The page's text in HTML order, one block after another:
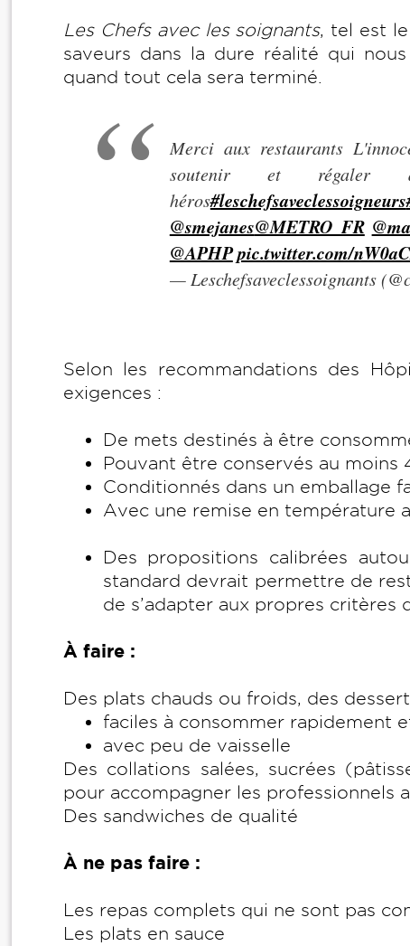
Les Chefs avec les soignants, tel est
saveurs dans la dure réalité qui
quand tout cela sera terminé.
Merci aux restaurants
soutenir et régaler
héros#leschefsaveclessoigneurs
@smejanes@METRO_FR
@APHPpic.twitter.com/
— Leschefsaveclessoignants
Selon les recommandations des
exigences :
De mets destinés à être
Pouvant être conservés au moins
Conditionnés dans un emballage
Avec une remise en température
Des propositions calibrées
standard devrait permettre de
de s’adapter aux propres critères
À faire :
Des plats chauds ou froids, des
faciles à consommer rapidement
avec peu de vaisselle
Des collations salées, sucrées
pour accompagner les professionnels
Des sandwiches de qualité
À ne pas faire :
Les repas complets qui ne sont pas
Les plats en sauce